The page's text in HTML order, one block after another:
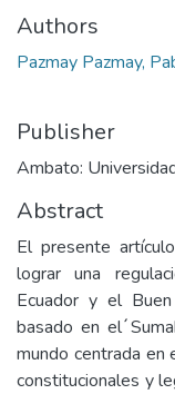
Authors
Pazmay Pazmay,
Publisher
Ambato:
Abstract
El presente
lograr una
Ecuador y el
basado en el
mundo centrada en
constitucionales y